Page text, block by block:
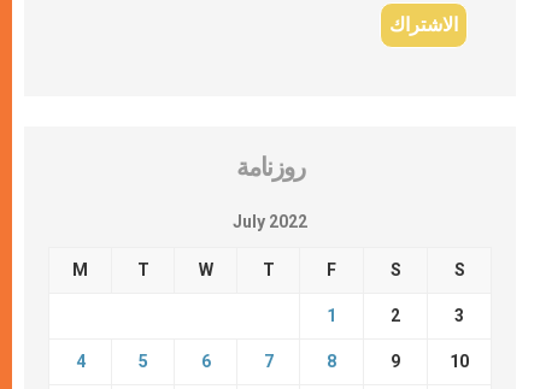
روزنامة
July 2022
M T W T F S S
1 2 3
4 5 6 7 8 9 10